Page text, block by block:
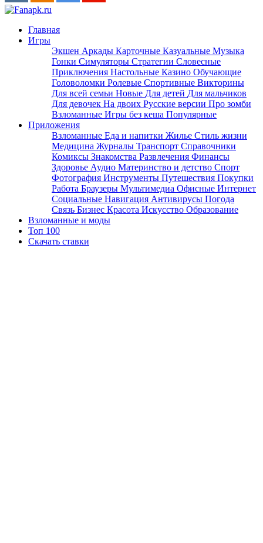
Главная
Игры
Экшен Аркады Карточные Казуальные Музыка
Гонки Симуляторы Стратегии Словесные
Приключения Настольные Казино Обучающие
Головоломки Ролевые Спортивные Викторины
Для всей семьи Новые Для детей Для мальчиков
Для девочек На двоих Русские версии Про зомби
Взломанные Игры без кеша Популярные
Приложения
Взломанные Еда и напитки Жилье Стиль жизни
Медицина Журналы Транспорт Справочники
Комиксы Знакомства Развлечения Финансы
Здоровье Аудио Материнство и детство Спорт
Фотография Инструменты Путешествия Покупки
Работа Браузеры Мультимедиа Офисные Интернет
Социальные Навигация Антивирусы Погода
Связь Бизнес Красота Искусство Образование
Взломанные и моды
Топ 100
Скачать ставки